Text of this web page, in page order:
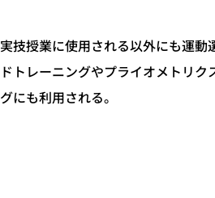
実技授業に使用される以外にも運動
ドトレーニングやプライオメトリク
グにも利用される。